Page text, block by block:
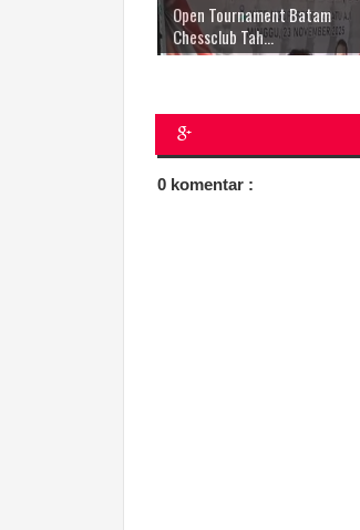
Open Tournament Batam
Chessclub Tah...
0 komentar :